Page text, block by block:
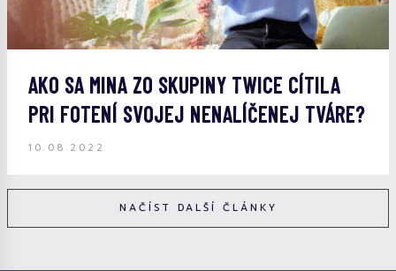
AKO SA MINA ZO SKUPINY TWICE CÍTILA
PRI FOTENÍ SVOJEJ NENALÍČENEJ TVÁRE?
10.08.2022
NAČÍST DALŠÍ ČLÁNKY